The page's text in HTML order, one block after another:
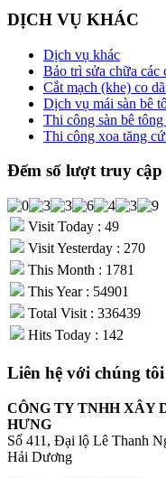
DỊCH VỤ KHÁC
Dịch vụ khác
Bảo trì sửa chữa các
Cắt mạch (khe) co
Dịch vụ mái sàn bê
Thi công sàn bê
Thi công xoa tăng
Đếm số lượt truy cập
Visit Today : 49
Visit Yesterday : 270
This Month : 1781
This Year : 54901
Total Visit : 336439
Hits Today : 142
Liên hệ với chúng tôi
CÔNG TY TNHH XÂY
HƯNG
Số 411, Đại lộ Lê Thanh
Hải Dương